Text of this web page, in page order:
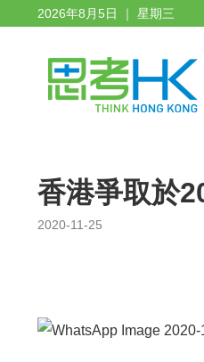
2026年8月5日 ｜ 星期三
香港爭取於
2020-11-25